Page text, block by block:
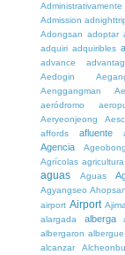
Administrativamente
Admission
Adongsan adoptar
adquiri adquiribles
advance
Aedogin
Aenggangman
aeródromo
Aeryeonjeong
affords
afluente
Agencia Ageobong
Agrícolas agricultura
aguas Aguas
Agyangseo Ahopsan
airport Airport
alargada alberga
albergaron albergue
alcanzar